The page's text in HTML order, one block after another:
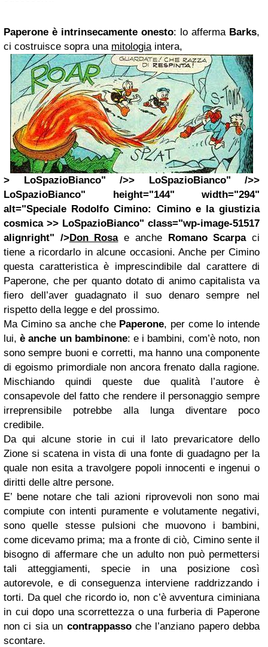
Paperone è intrinsecamente onesto: lo afferma Barks,
ci costruisce sopra una mitologiaintera,
> LoSpazioBianco" />> LoSpazioBianco" />>
LoSpazioBianco" height="144" width="294"
alt="Speciale Rodolfo Cimino: Cimino e la giustizia
cosmica >> LoSpazioBianco" class="wp-image-51517
alignright" />Don Rosae anche Romano Scarpaci
tiene a ricordarlo in alcune occasioni. Anche per Cimino
questa caratteristica è imprescindibile dal carattere di
Paperone, che per quanto dotato di animo capitalista va
fiero dell’aver guadagnato il suo denaro sempre nel
rispetto della legge e del prossimo.
Ma Cimino sa anche che Paperone, per come lo intende
lui,è anche un bambinone: e i bambini, com’è noto, non
sono sempre buoni e corretti, ma hanno una componente
di egoismo primordiale non ancora frenato dalla ragione.
Mischiando quindi queste due qualità l’autore è
consapevole del fatto che rendere il personaggio sempre
irreprensibile potrebbe alla lunga diventare poco
credibile.
Da qui alcune storie in cui il lato prevaricatore dello
Zione si scatena in vista di una fonte di guadagno per la
quale non esita a travolgere popoli innocenti e ingenui o
diritti delle altre persone.
E’ bene notare che tali azioni riprovevoli non sono mai
compiute con intenti puramente e volutamente negativi,
sono quelle stesse pulsioni che muovono i bambini,
come dicevamo prima; ma a fronte di ciò, Cimino sente il
bisogno di affermare che un adulto non può permettersi
tali atteggiamenti, specie in una posizione così
autorevole, e di conseguenza interviene raddrizzando i
torti. Da quel che ricordo io, non c’è avventura ciminiana
in cui dopo una scorrettezza o una furberia di Paperone
non ci sia un contrappassoche l’anziano papero debba
scontare.